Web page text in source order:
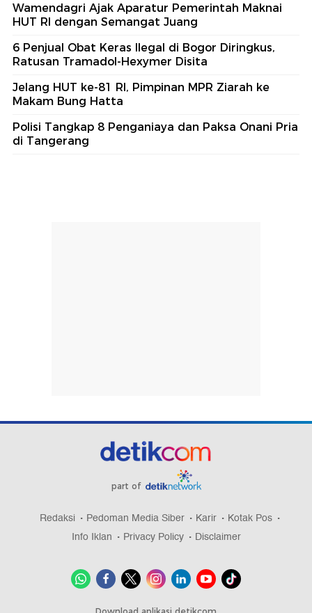
Wamendagri Ajak Aparatur Pemerintah Maknai
HUT RI dengan Semangat Juang
6 Penjual Obat Keras Ilegal di Bogor Diringkus,
Ratusan Tramadol-Hexymer Disita
Jelang HUT ke-81 RI, Pimpinan MPR Ziarah ke
Makam Bung Hatta
Polisi Tangkap 8 Penganiaya dan Paksa Onani Pria
di Tangerang
part of
Redaksi Pedoman Media Siber Karir
Kotak Pos
Info Iklan
Privacy Policy Disclaimer